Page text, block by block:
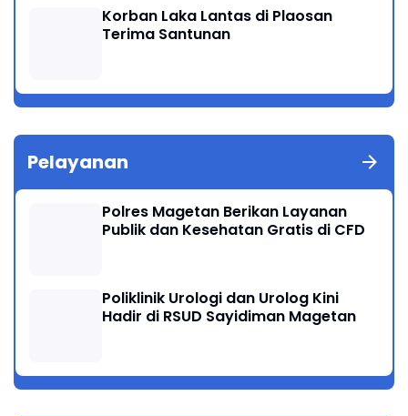
Korban Laka Lantas di Plaosan
Terima Santunan
Pelayanan
Polres Magetan Berikan Layanan
Publik dan Kesehatan Gratis di CFD
Poliklinik Urologi dan Urolog Kini
Hadir di RSUD Sayidiman Magetan